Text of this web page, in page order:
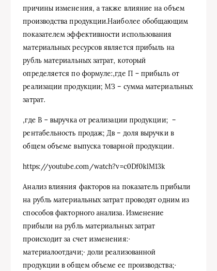
причины изменения, а также влияние на объем
производства продукции.Наиболее обобщающим
показателем эффективности использования
материальных ресурсов является прибыль на
рубль материальных затрат, который
определяется по формуле:,где П – прибыль от
реализации продукции; МЗ – сумма материальных
затрат.
,где В – выручка от реализации продукции; –
рентабельность продаж; Дв – доля выручки в
общем объеме выпуска товарной продукции.
https://youtube.com/watch?v=c0Df0klM13k
Анализ влияния факторов на показатель прибыли
на рубль материальных затрат проводят одним из
способов факторного анализа. Изменение
прибыли на рубль материальных затрат
происходит за счет изменения:·
материалоотдачи;· доли реализованной
продукции в общем объеме ее производства;·